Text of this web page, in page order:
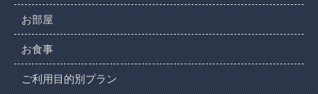
お部屋
お食事
ご利用目的別プラン